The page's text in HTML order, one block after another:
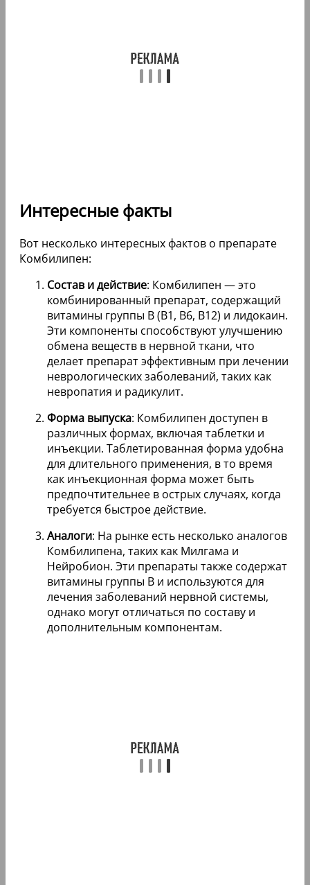
Интересные факты
Вот несколько интересных фактов о препарате
Комбилипен:
Состав и действие: Комбилипен — это
комбинированный препарат, содержащий
витамины группы B (B1, B6, B12) и лидокаин.
Эти компоненты способствуют улучшению
обмена веществ в нервной ткани, что
делает препарат эффективным при лечении
неврологических заболеваний, таких как
невропатия и радикулит.
Форма выпуска: Комбилипен доступен в
различных формах, включая таблетки и
инъекции. Таблетированная форма удобна
для длительного применения, в то время
как инъекционная форма может быть
предпочтительнее в острых случаях, когда
требуется быстрое действие.
Аналоги: На рынке есть несколько аналогов
Комбилипена, таких как Милгама и
Нейробион. Эти препараты также содержат
витамины группы B и используются для
лечения заболеваний нервной системы,
однако могут отличаться по составу и
дополнительным компонентам.